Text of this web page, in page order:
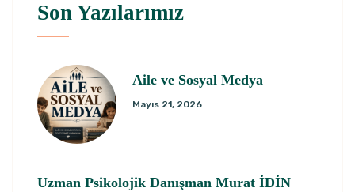
Son Yazılarımız
Aile ve Sosyal Medya
Mayıs 21, 2026
Uzman Psikolojik Danışman Murat İDİN